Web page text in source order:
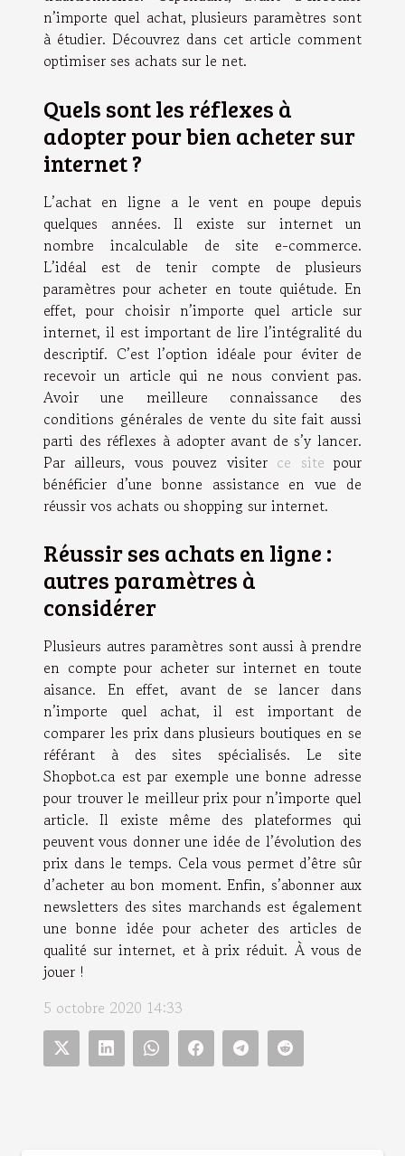
n’importe quel achat, plusieurs paramètres sont
à étudier. Découvrez dans cet article comment
optimiser ses achats sur le net.
Quels sont les réflexes à
adopter pour bien acheter sur
internet ?
L’achat en ligne a le vent en poupe depuis
quelques années. Il existe sur internet un
nombre incalculable de site e-commerce.
L’idéal est de tenir compte de plusieurs
paramètres pour acheter en toute quiétude. En
effet, pour choisir n’importe quel article sur
internet, il est important de lire l’intégralité du
descriptif. C’est l’option idéale pour éviter de
recevoir un article qui ne nous convient pas.
Avoir une meilleure connaissance des
conditions générales de vente du site fait aussi
parti des réflexes à adopter avant de s’y lancer.
Par ailleurs, vous pouvez visiter ce site pour
bénéficier d’une bonne assistance en vue de
réussir vos achats ou shopping sur internet.
Réussir ses achats en ligne :
autres paramètres à
considérer
Plusieurs autres paramètres sont aussi à prendre
en compte pour acheter sur internet en toute
aisance. En effet, avant de se lancer dans
n’importe quel achat, il est important de
comparer les prix dans plusieurs boutiques en se
référant à des sites spécialisés. Le site
Shopbot.ca est par exemple une bonne adresse
pour trouver le meilleur prix pour n’importe quel
article. Il existe même des plateformes qui
peuvent vous donner une idée de l’évolution des
prix dans le temps. Cela vous permet d’être sûr
d’acheter au bon moment. Enfin, s’abonner aux
newsletters des sites marchands est également
une bonne idée pour acheter des articles de
qualité sur internet, et à prix réduit. À vous de
jouer !
5 octobre 2020 14:33